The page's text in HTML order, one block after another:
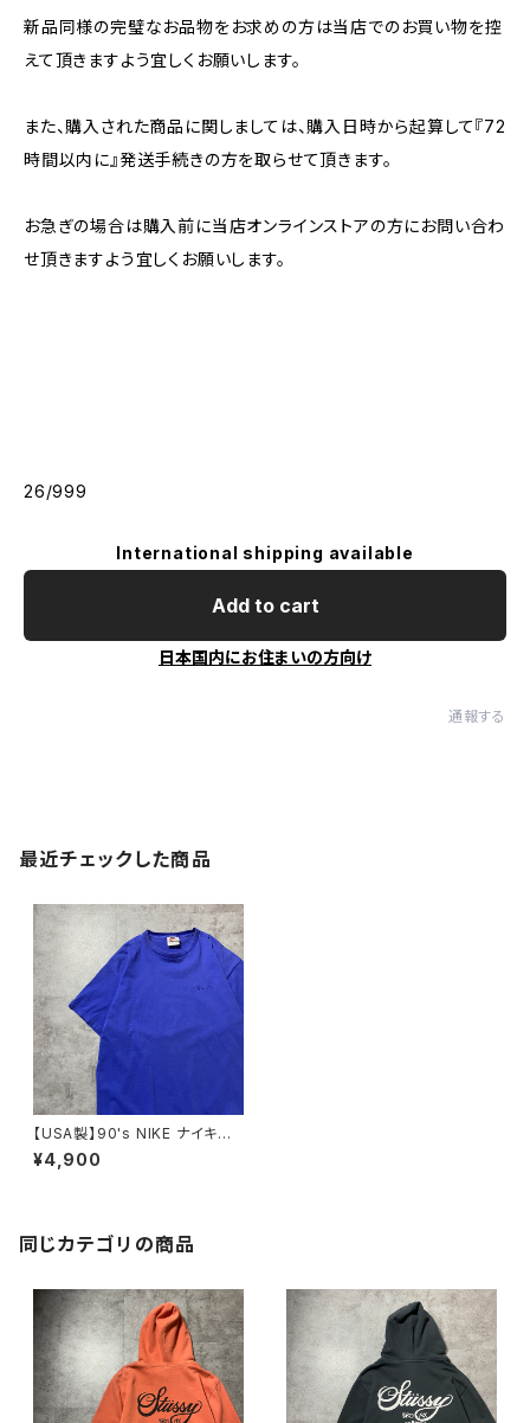
新品同様の完璧なお品物をお求めの方は当店でのお買い物を控
えて頂きますよう宜しくお願いします。
また、購入された商品に関しましては、購入日時から起算して『72
時間以内に』発送手続きの方を取らせて頂きます。
お急ぎの場合は購入前に当店オンラインストアの方にお問い合わ
せ頂きますよう宜しくお願いします。
26/999
International shipping available
Add to cart
日本国内にお住まいの方向け
通報する
最近チェックした商品
【USA製】90's NIKE ナイキ
スウォッシュ 刺繍ワンポイン
ト ブルー Tシャツ
¥4,900
同じカテゴリの商品